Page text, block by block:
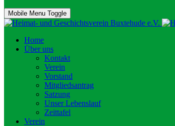
Mobile Menu Toggle
Home
Über uns
Kontakt
Verein
Vorstand
Mitgliedsantrag
Satzung
Unser Lebenslauf
Zeittafel
Verein